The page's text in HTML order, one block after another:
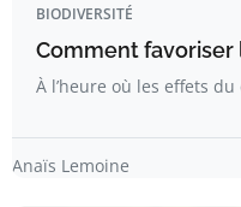
BIODIVERSITÉ
Comment favoriser
À l’heure où les effets
Anaïs Lemoine